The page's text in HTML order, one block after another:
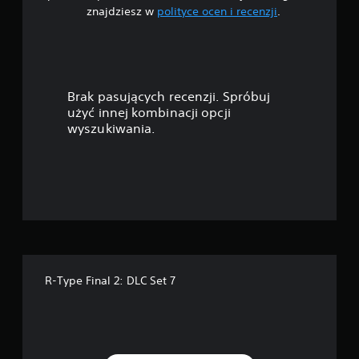
p
znajdziesz w polityce ocen i recenzji.
Brak pasujących recenzji. Spróbuj
użyć innej kombinacji opcji
wyszukiwania.
R-Type Final 2: DLC Set 7